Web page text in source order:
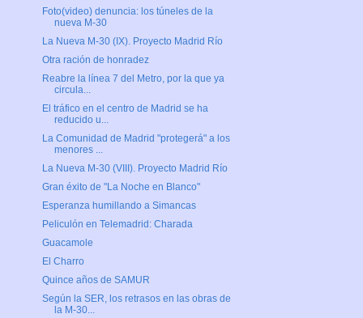
Foto(video) denuncia: los túneles de la
nueva M-30
La Nueva M-30 (IX). Proyecto Madrid Río
Otra ración de honradez
Reabre la línea 7 del Metro, por la que ya
circula...
El tráfico en el centro de Madrid se ha
reducido u...
La Comunidad de Madrid "protegerá" a los
menores ...
La Nueva M-30 (VIII). Proyecto Madrid Río
Gran éxito de "La Noche en Blanco"
Esperanza humillando a Simancas
Peliculón en Telemadrid: Charada
Guacamole
El Charro
Quince años de SAMUR
Según la SER, los retrasos en las obras de
la M-30...